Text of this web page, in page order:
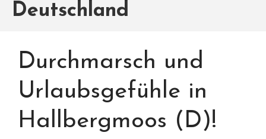
Würfe
Hundetraining
Hundepension
Hundevermittlung
Deutschland
Durchmarsch und
Urlaubsgefühle in
Hallbergmoos (D)!